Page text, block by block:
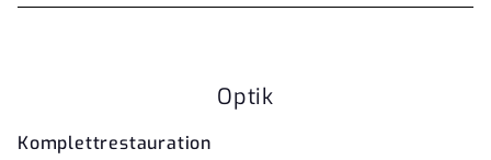
Optik
Komplettrestauration